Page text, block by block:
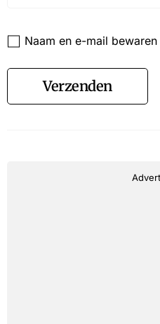
Naam en e-mail
Verzenden